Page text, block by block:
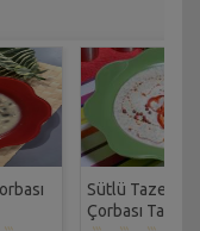
Sütlü Taze
Çorbası Tarifi